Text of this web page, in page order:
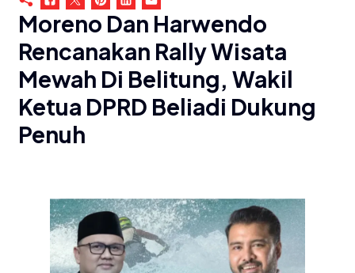
Moreno Dan Harwendo
Rencanakan Rally Wisata
Mewah Di Belitung, Wakil
Ketua DPRD Beliadi Dukung
Penuh